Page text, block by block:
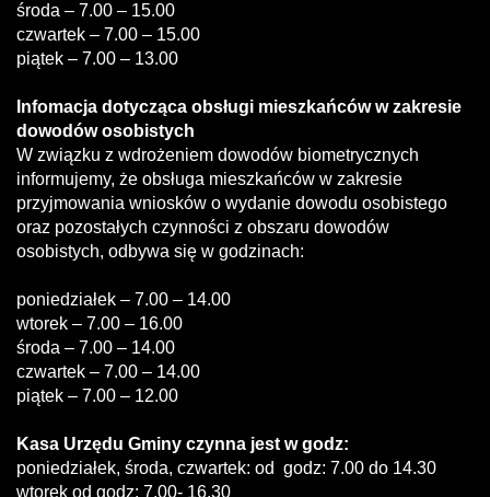
środa – 7.00 – 15.00
czwartek – 7.00 – 15.00
piątek – 7.00 – 13.00
Infomacja dotycząca obsługi mieszkańców w zakresie
dowodów osobistych
W związku z wdrożeniem dowodów biometrycznych
informujemy, że obsługa mieszkańców w zakresie
przyjmowania wniosków o wydanie dowodu osobistego
oraz pozostałych czynności z obszaru dowodów
osobistych, odbywa się w godzinach:
poniedziałek – 7.00 – 14.00
wtorek – 7.00 – 16.00
środa – 7.00 – 14.00
czwartek – 7.00 – 14.00
piątek – 7.00 – 12.00
Kasa Urzędu Gminy czynna jest w godz:
poniedziałek, środa, czwartek: od godz: 7.00 do 14.30
wtorek od godz: 7.00- 16.30